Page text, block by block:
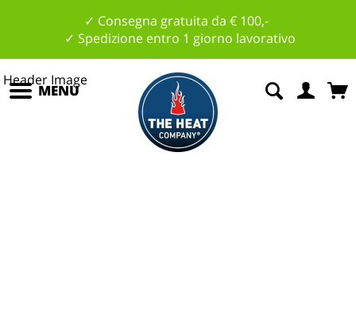
✓ Consegna gratuita da € 100,-
✓ Spedizione entro 1 giorno lavorativo
MENU